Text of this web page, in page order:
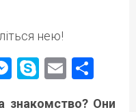
нею!
Messenger
Skype
Email
знакомство? Они